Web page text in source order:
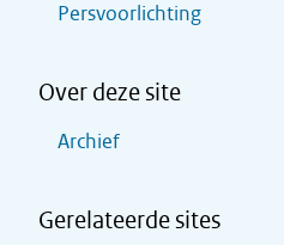
Persvoorlichting
Over deze site
Archief
Gerelateerde sites